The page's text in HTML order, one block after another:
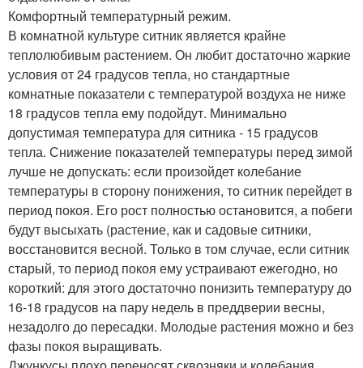
Комфортный температурный режим.
В комнатной культуре ситник является крайне
теплолюбивым растением. Он любит достаточно жаркие
условия от 24 градусов тепла, но стандартные
комнатные показатели с температурой воздуха не ниже
18 градусов тепла ему подойдут. Минимально
допустимая температура для ситника - 15 градусов
тепла. Снижение показателей температуры перед зимой
лучше не допускать: если произойдет колебание
температуры в сторону понижения, то ситник перейдет в
период покоя. Его рост полностью остановится, а побеги
будут высыхать (растение, как и садовые ситники,
восстановится весной. Только в том случае, если ситник
старый, то период покоя ему устраивают ежегодно, но
короткий: для этого достаточно понизить температуру до
16-18 градусов на пару недель в преддверии весны,
незадолго до пересадки. Молодые растения можно и без
фазы покоя выращивать.